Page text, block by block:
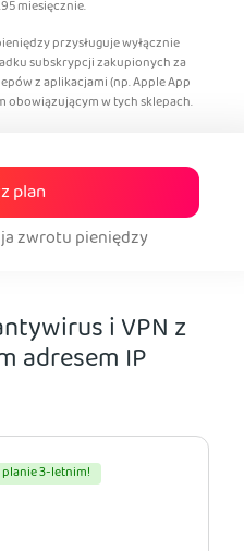
miesięcznie.
przysługuje wyłącznie
subskrypcji zakupionych za
z aplikacjami (np. Apple App
w tych sklepach.
plan
zwrotu pieniędzy
i VPN z
adresem IP
3-letnim!